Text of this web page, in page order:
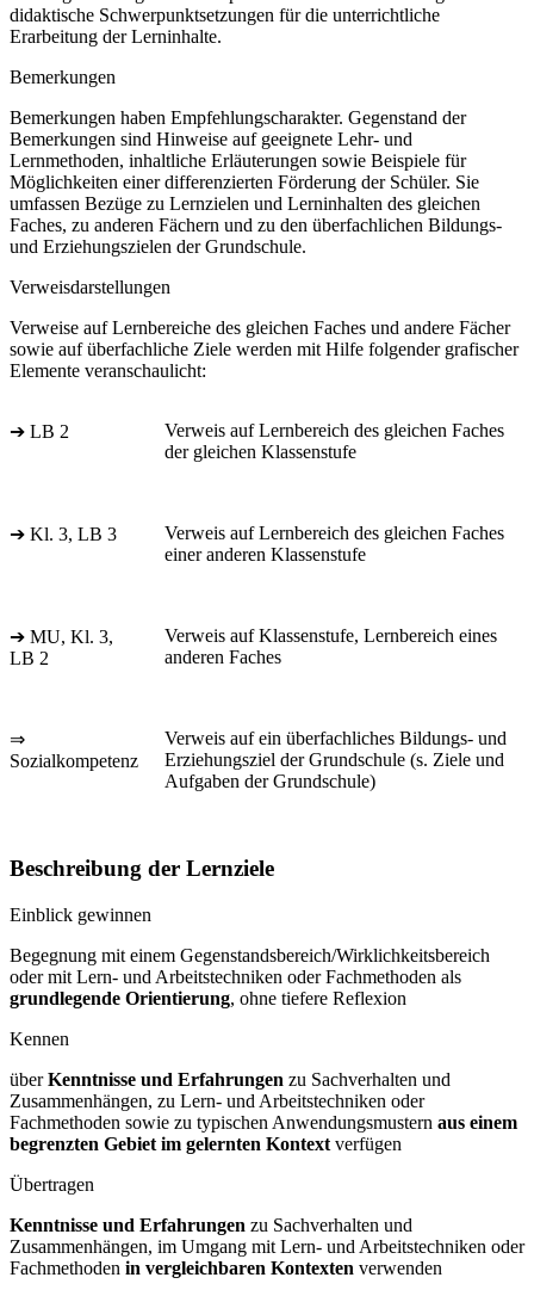
didaktische Schwerpunktsetzungen für die unterrichtliche
Erarbeitung der Lerninhalte.
Bemerkungen
Bemerkungen haben Empfehlungscharakter. Gegenstand der
Bemerkungen sind Hinweise auf geeignete Lehr- und
Lernmethoden, inhaltliche Erläuterungen sowie Beispiele für
Möglichkeiten einer differenzierten Förderung der Schüler. Sie
umfassen Bezüge zu Lernzielen und Lerninhalten des gleichen
Faches, zu anderen Fächern und zu den überfachlichen Bildungs-
und Erziehungszielen der Grundschule.
Verweisdarstellungen
Verweise auf Lernbereiche des gleichen Faches und andere Fächer
sowie auf überfachliche Ziele werden mit Hilfe folgender grafischer
Elemente veranschaulicht:
➔ LB 2
Verweis auf Lernbereich des gleichen Faches
der gleichen Klassenstufe
➔ Kl. 3, LB 3
Verweis auf Lernbereich des gleichen Faches
einer anderen Klassenstufe
➔ MU, Kl. 3,
LB 2
Verweis auf Klassenstufe, Lernbereich eines
anderen Faches
⇒
Sozialkompetenz
Verweis auf ein überfachliches Bildungs- und
Erziehungsziel der Grundschule (s. Ziele und
Aufgaben der Grundschule)
Beschreibung der Lernziele
Einblick gewinnen
Begegnung mit einem Gegenstandsbereich/Wirklichkeitsbereich
oder mit Lern- und Arbeitstechniken oder Fachmethoden als
grundlegende Orientierung, ohne tiefere Reflexion
Kennen
überKenntnisse und Erfahrungen zu Sachverhalten und
Zusammenhängen, zu Lern- und Arbeitstechniken oder
Fachmethoden sowie zu typischen Anwendungsmustern aus einem
begrenzten Gebiet im gelernten Kontext verfügen
Übertragen
Kenntnisse und Erfahrungen zu Sachverhalten und
Zusammenhängen, im Umgang mit Lern- und Arbeitstechniken oder
Fachmethoden in vergleichbaren Kontexten verwenden